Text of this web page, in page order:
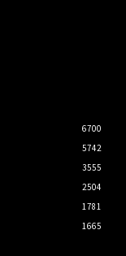
6700
5742
3555
2504
1781
1665